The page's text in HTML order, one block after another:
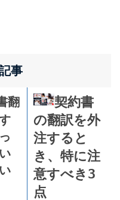
事
翻
契約書
の翻訳を外
注すると
き、特に注
意すべき3
点